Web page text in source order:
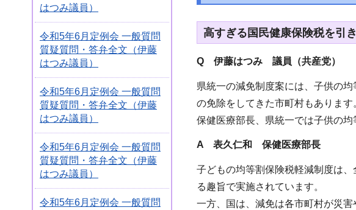
はつみ議員）
令和5年6月定例会 一般質問
質疑質問・答弁全文（伊藤
はつみ議員）
令和5年6月定例会 一般質問
質疑質問・答弁全文（伊藤
はつみ議員）
令和5年6月定例会 一般質問
質疑質問・答弁全文（伊藤
はつみ議員）
令和5年6月定例会 一般質問
高すぎる国民健康保険税を引
Q 伊藤はつみ 議員（共産党）
県統一の減免制度案には、子供の
の免除をしてきた市町村もあります
保健医療部長、県統一では子供の均
A 表久仁和 保健医療部長
子どもの均等割保険税軽減制度は
る趣旨で実施されています。
一方、国は、減免は各市町村が災